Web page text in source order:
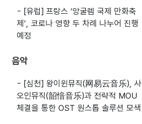
- [유럽] 프랑스 ‘앙굴렘 국제 만화축
제’, 코로나 영향 두 차례 나누어 진행
예정
음악
- [심천] 왕이윈뮤직(网易云音乐), 사
오인뮤직(韶愔音乐)과 전략적 MOU
체결을 통한 OST 원스톱 솔루션 모색